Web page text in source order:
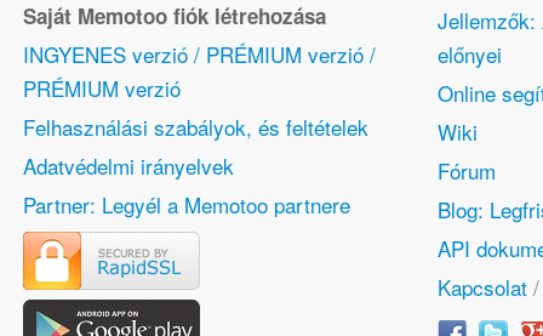
Saját Memotoo fiók létrehozása
INGYENES verzió / PRÉMIUM verzió /
PRÉMIUM verzió
Felhasználási szabályok, és feltételek
Adatvédelmi irányelvek
Partner: Legyél a Memotoo partnere
Jellemzők:
előnyei
Online
Wiki
Fórum
Blog:
API
Kapcsolat